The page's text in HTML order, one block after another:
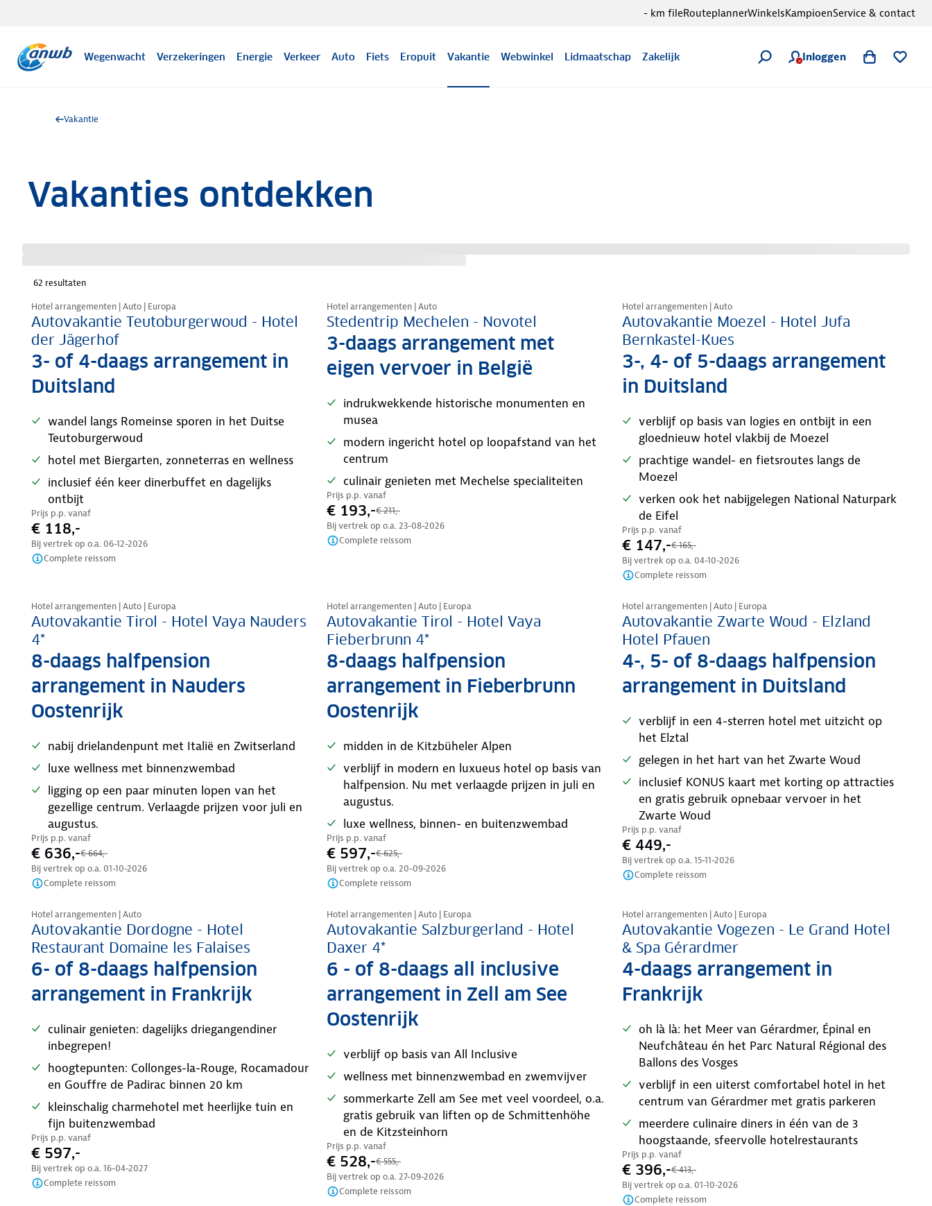
Wegenwacht Verzekeringen Energie Verkeer Auto Fiets Eropuit Vakantie Webwinkel Lidmaatschap Zakelijk Inloggen
- km fileRouteplannerWinkelsKampioenService & contact
Vakantie
Vakanties ontdekken
62 resultaten
Nazomer korting
Hotel arrangementen | Auto | Europa
Autovakantie Teutoburgerwoud - Hotel
der Jägerhof
3- of 4-daags arrangement in
Duitsland
wandel langs Romeinse sporen in het Duitse
Teutoburgerwoud
hotel met Biergarten, zonneterras en wellness
inclusief één keer dinerbuffet en dagelijks
ontbijt
Prijs p.p. vanaf
€ 118,-
Bij vertrek op o.a. 06-12-2026
Complete reissom
Hotel arrangementen | Auto
Stedentrip Mechelen - Novotel
3-daags arrangement met
eigen vervoer in België
indrukwekkende historische monumenten en
musea
modern ingericht hotel op loopafstand van het
centrum
culinair genieten met Mechelse specialiteiten
Prijs p.p. vanaf
€ 193,-€ 211,-
Bij vertrek op o.a. 23-08-2026
Complete reissom
Hotel arrangementen | Auto
Autovakantie Moezel - Hotel Jufa
Bernkastel-Kues
3-, 4- of 5-daags arrangement
in Duitsland
verblijf op basis van logies en ontbijt in een
gloednieuw hotel vlakbij de Moezel
prachtige wandel- en fietsroutes langs de
Moezel
verken ook het nabijgelegen National Naturpark
de Eifel
Prijs p.p. vanaf
€ 147,-€ 165,-
Bij vertrek op o.a. 04-10-2026
Complete reissom
Hotel arrangementen | Auto | Europa
Autovakantie Tirol - Hotel Vaya Nauders
4*
8-daags halfpension
arrangement in Nauders
Oostenrijk
nabij drielandenpunt met Italië en Zwitserland
luxe wellness met binnenzwembad
ligging op een paar minuten lopen van het
gezellige centrum. Verlaagde prijzen voor juli en
augustus.
Prijs p.p. vanaf
€ 636,-€ 664,-
Bij vertrek op o.a. 01-10-2026
Complete reissom
Hotel arrangementen | Auto | Europa
Autovakantie Tirol - Hotel Vaya
Fieberbrunn 4*
8-daags halfpension
arrangement in Fieberbrunn
Oostenrijk
midden in de Kitzbüheler Alpen
verblijf in modern en luxueus hotel op basis van
halfpension. Nu met verlaagde prijzen in juli en
augustus.
luxe wellness, binnen- en buitenzwembad
Prijs p.p. vanaf
€ 597,-€ 625,-
Bij vertrek op o.a. 20-09-2026
Complete reissom
Hotel arrangementen | Auto | Europa
Autovakantie Zwarte Woud - Elzland
Hotel Pfauen
4-, 5- of 8-daags halfpension
arrangement in Duitsland
verblijf in een 4-sterren hotel met uitzicht op
het Elztal
gelegen in het hart van het Zwarte Woud
inclusief KONUS kaart met korting op attracties
en gratis gebruik opnebaar vervoer in het
Zwarte Woud
Prijs p.p. vanaf
€ 449,-
Bij vertrek op o.a. 15-11-2026
Complete reissom
Hotel arrangementen | Auto
Autovakantie Dordogne - Hotel
Restaurant Domaine les Falaises
6- of 8-daags halfpension
arrangement in Frankrijk
culinair genieten: dagelijks driegangendiner
inbegrepen!
hoogtepunten: Collonges-la-Rouge, Rocamadour
en Gouffre de Padirac binnen 20 km
kleinschalig charmehotel met heerlijke tuin en
fijn buitenzwembad
Prijs p.p. vanaf
€ 597,-
Bij vertrek op o.a. 16-04-2027
Complete reissom
Hotel arrangementen | Auto | Europa
Autovakantie Salzburgerland - Hotel
Daxer 4*
6 - of 8-daags all inclusive
arrangement in Zell am See
Oostenrijk
verblijf op basis van All Inclusive
wellness met binnenzwembad en zwemvijver
sommerkarte Zell am See met veel voordeel, o.a.
gratis gebruik van liften op de Schmittenhöhe
en de Kitzsteinhorn
Prijs p.p. vanaf
€ 528,-€ 555,-
Bij vertrek op o.a. 27-09-2026
Complete reissom
Hotel arrangementen | Auto | Europa
Autovakantie Vogezen - Le Grand Hotel
& Spa Gérardmer
4-daags arrangement in
Frankrijk
oh là là: het Meer van Gérardmer, Épinal en
Neufchâteau én het Parc Natural Régional des
Ballons des Vosges
verblijf in een uiterst comfortabel hotel in het
centrum van Gérardmer met gratis parkeren
meerdere culinaire diners in één van de 3
hoogstaande, sfeervolle hotelrestaurants
Prijs p.p. vanaf
€ 396,-€ 413,-
Bij vertrek op o.a. 01-10-2026
Complete reissom